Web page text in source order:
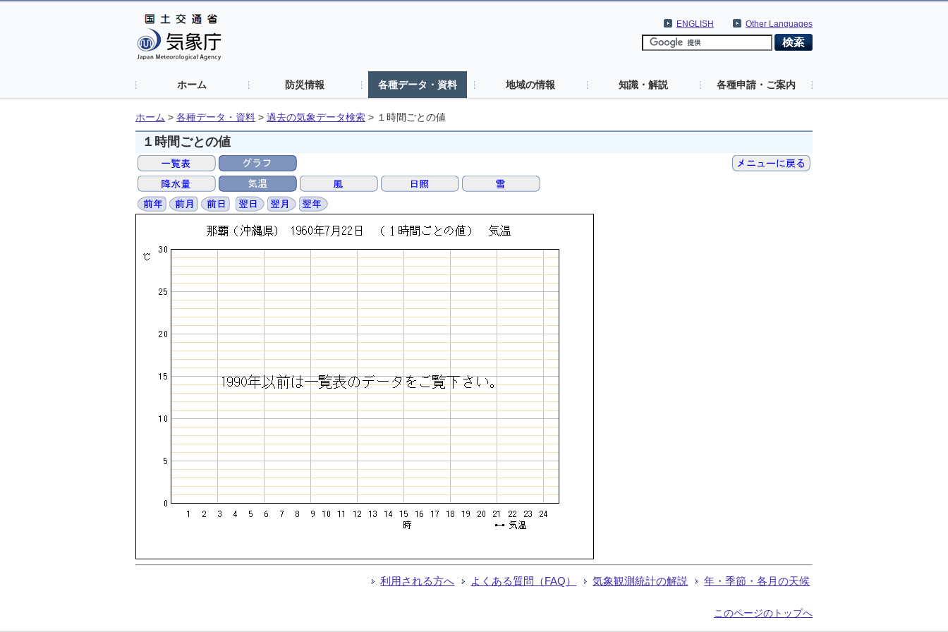
Other Languages
ENGLISH
ホーム 防災情報 各種データ・資料 地域の情報 知識・解説 各種申請・ご案内
ホーム > 各種データ・資料 > 過去の気象データ検索 > １時間ごとの値
１時間ごとの値
利用される方へ よくある質問（FAQ） 気象観測統計の解説 年・季節・各月の天候
このページのトップへ